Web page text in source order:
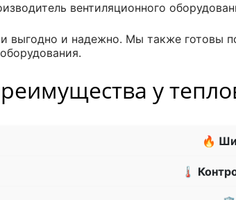
вентиляционного
выгодно и надежно. Мы также готовы
у
🔥
🌡